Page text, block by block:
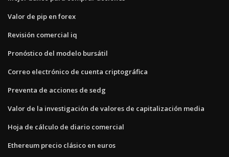
Valor de pip en forex
Revisión comercial iq
Pronóstico del modelo bursátil
Correo electrónico de cuenta criptográfica
Preventa de acciones de sedg
Valor de la investigación de valores de capitalización media
Hoja de cálculo de diario comercial
Ethereum precio clásico en euros